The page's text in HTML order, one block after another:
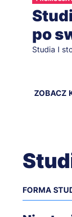
po
Studia I
ZOBACZ
FORMA